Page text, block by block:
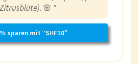
🌸 "
sparen mit “SHF10”